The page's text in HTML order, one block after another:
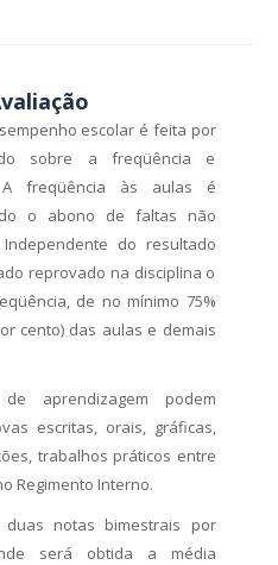
escolar é feita por
sobre a freqüência e
A freqüência às aulas é
o abono de faltas não
do resultado
reprovado na disciplina o
de no mínimo 75%
cento) das aulas e demais
aprendizagem podem
escritas, orais, gráficas,
trabalhos práticos entre
Regimento Interno.
notas bimestrais por
será obtida a média